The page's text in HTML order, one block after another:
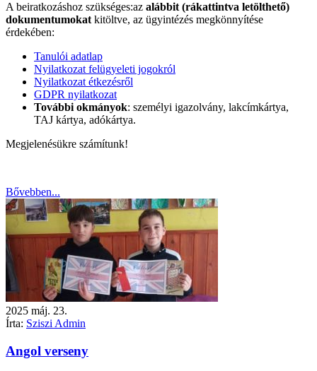
A beiratkozáshoz szükséges:az alábbit (rákattintva letölthető)
dokumentumokat kitöltve, az ügyintézés megkönnyítése
érdekében:
Tanulói adatlap
Nyilatkozat felügyeleti jogokról
Nyilatkozat étkezésről
GDPR nyilatkozat
További okmányok: személyi igazolvány, lakcímkártya,
TAJ kártya, adókártya.
Megjelenésükre számítunk!
Bővebben...
2025 máj. 23.
Írta: Sziszi Admin
Angol verseny